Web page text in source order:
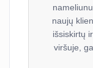
naujų
išsiskirtų
viršuje,